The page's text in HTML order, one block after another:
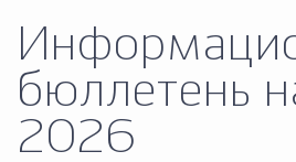
бюллетень
2026